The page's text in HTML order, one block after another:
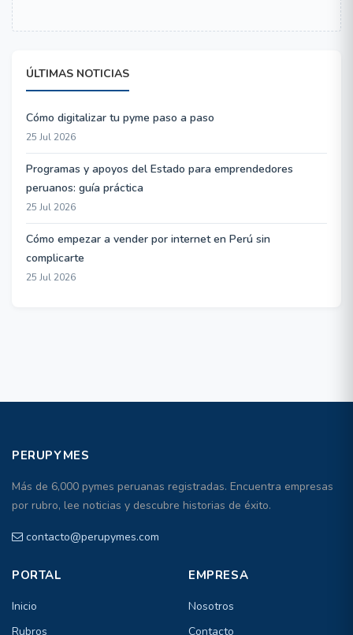
ÚLTIMAS NOTICIAS
Cómo digitalizar tu pyme paso a paso
25 Jul 2026
Programas y apoyos del Estado para emprendedores
peruanos: guía práctica
25 Jul 2026
Cómo empezar a vender por internet en Perú sin
complicarte
25 Jul 2026
PERUPYMES
Más de 6,000 pymes peruanas registradas. Encuentra empresas
por rubro, lee noticias y descubre historias de éxito.
contacto@perupymes.com
PORTAL
Inicio
Rubros
EMPRESA
Nosotros
Contacto